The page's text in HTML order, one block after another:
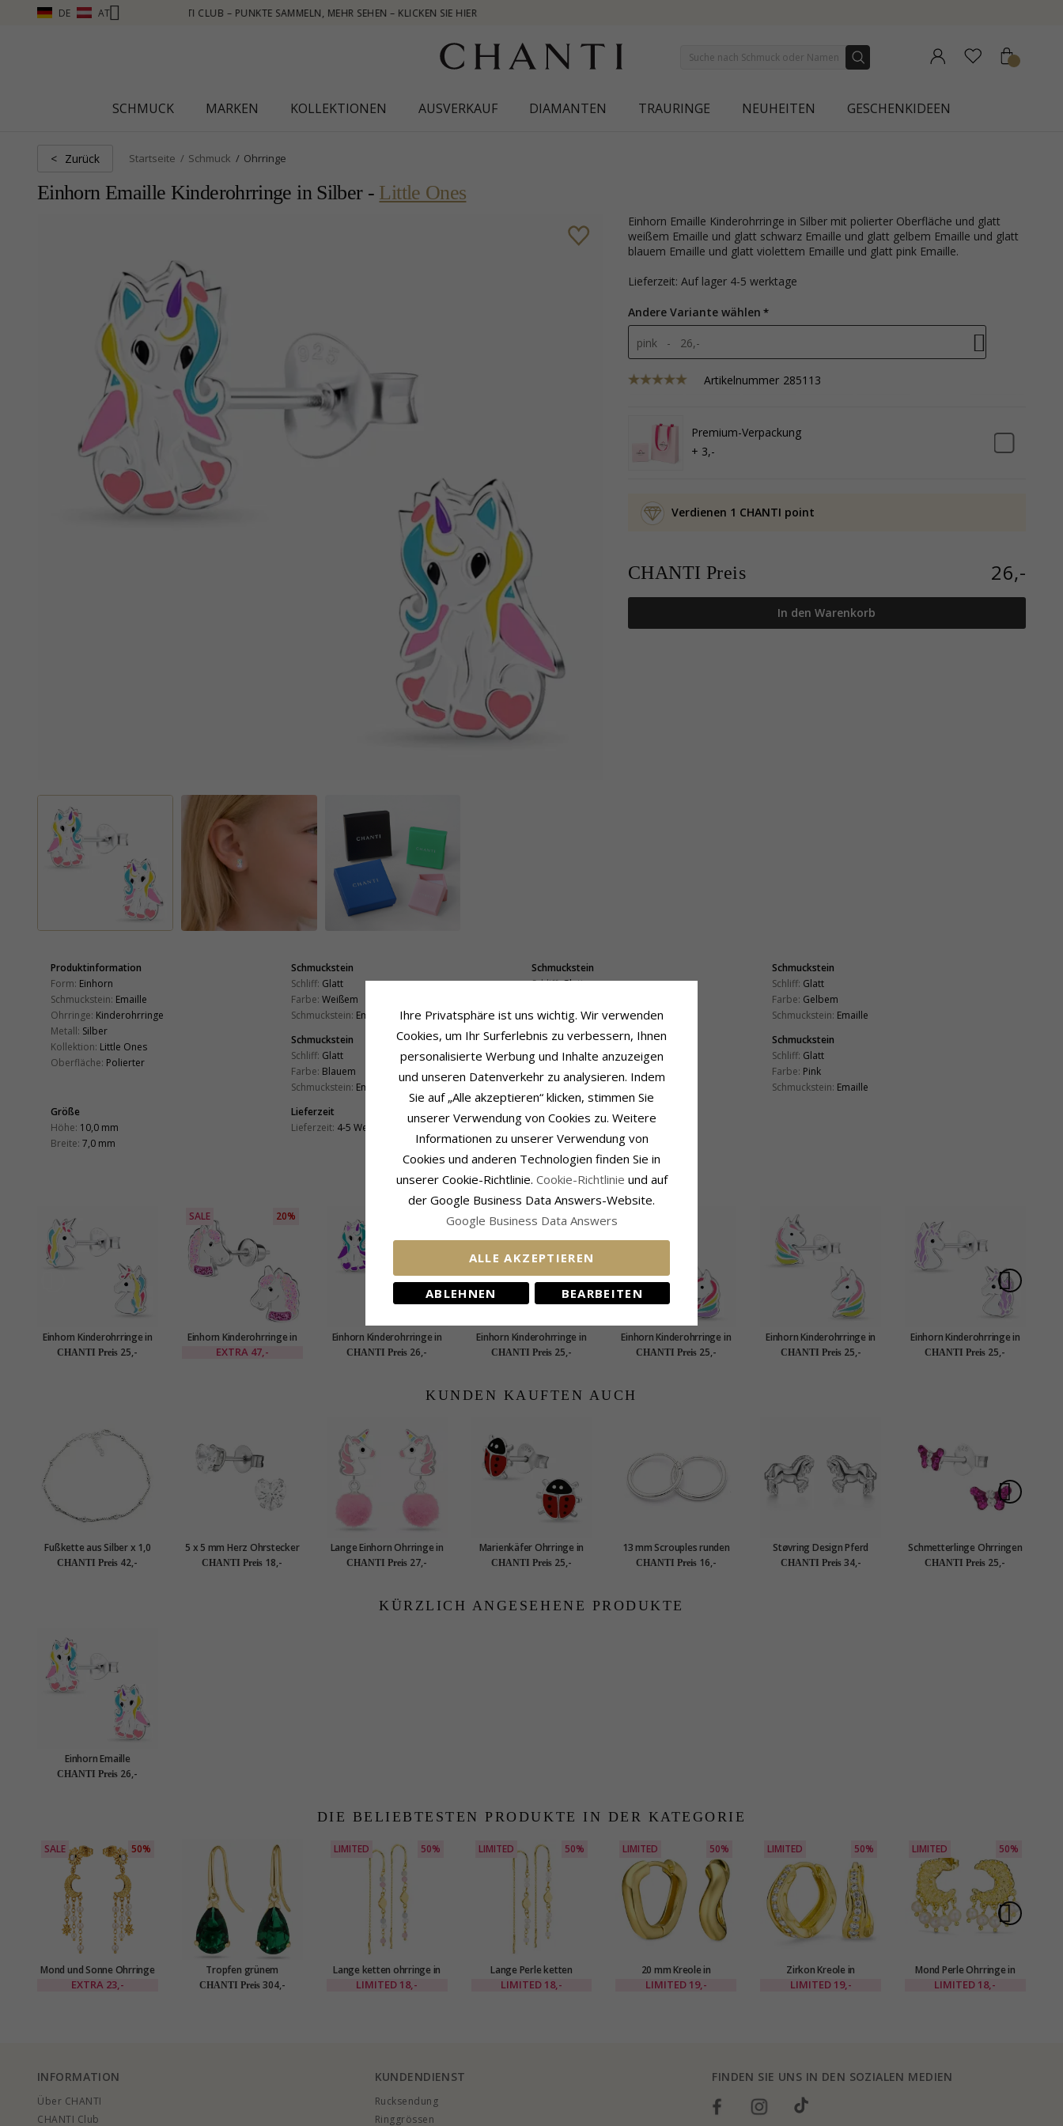
DE AT
– KLICKEN SIE HIER
SCHMUCK MARKEN KOLLEKTIONEN AUSVERKAUF DIAMANTEN TRAURINGE NEUHEITEN GESCHENKIDEEN
< Zurück Startseite Schmuck Ohrringe
Einhorn Emaille Kinderohrringe in Silber - Little Ones
Einhorn Emaille Kinderohrringe in Silber mit polierter Oberfläche und glatt
weißem Emaille und glatt schwarz Emaille und glatt gelbem Emaille und glatt
blauem Emaille und glatt violettem Emaille und glatt pink Emaille.
Lieferzeit: Auf lager 4-5 werktage
Andere Variante wählen
pink - 26,-
Artikelnummer 285113
Premium-Verpackung
+ 3,-
Verdienen 1 CHANTI point
CHANTI Preis 26,-
In den Warenkorb
Produktinformation
Form: Einhorn
Schmuckstein: Emaille
Ohrringe: Kinderohrringe
Metall: Silber
Kollektion: Little Ones
Oberfläche: Polierter
Schmuckstein
Schliff: Glatt
Farbe: Weißem
Schmuckstein: Emaille
Schmuckstein
Schliff:Glatt
Schmuckstein: Emaille
Schmuckstein
Schliff: Glatt
Farbe: Gelbem
Schmuckstein: Emaille
Schmuckstein
Schliff: Glatt
Farbe: Blauem
Schmuckstein: Emaille
Schmuckstein
Schliff: Glatt
Farbe:
Violettem
Schmuckstein:
Schmuckstein
Schliff: Glatt
Farbe: Pink
Schmuckstein: Emaille
Größe
Höhe: 10,0 mm
Breite: 7,0 mm
Lieferzeit
Lieferzeit: 4-5 Werktage
VERWANDTE PRODUKTE
Einhorn Kinderohrringe in
Silber - Little Ones
CHANTI Preis 25,-
SALE 20%
Einhorn Kinderohrringe in
Silber - Little Ones
EXTRA 47,-
Einhorn Kinderohrringe in
Silber - Little Ones
CHANTI Preis 26,-
Einhorn Kinderohrringe in
Silber - Little Ones
CHANTI Preis 25,-
Einhorn Kinderohrringe in
Silber - Little Ones
CHANTI Preis 25,-
Einhorn Kinderohrringe in
Silber - Little Ones
CHANTI Preis 25,-
Einhorn Kinderohrringe in
Silber - Little Ones
CHANTI Preis 25,-
KUNDEN KAUFTEN AUCH
Fußkette aus Silber x 1,0
mm
CHANTI Preis 42,-
5 x 5 mm Herz Ohrstecker
in Edelstahl
CHANTI Preis 18,-
Lange Einhorn Ohrringe in
Silber - Little Ones
CHANTI Preis 27,-
Marienkäfer Ohrringe in
Silber - Little Ones
CHANTI Preis 25,-
13 mm Scrouples runden
Kreole in Silber
CHANTI Preis 16,-
Støvring Design Pferd
Ohrringe in Silber
CHANTI Preis 34,-
Schmetterlinge Ohrringen
für Kinder in Silber - Little
CHANTI Preis 25,-
KÜRZLICH ANGESEHENE PRODUKTE
Einhorn Emaille
Kinderohrringe in Silber -
CHANTI Preis 26,-
DIE BELIEBTESTEN PRODUKTE IN DER KATEGORIE
SALE 50%
Mond und Sonne Ohrringe
in vergoldetes Messing -
EXTRA 23,-
Tropfen grünem
Goldohrringe in 14 Karat
CHANTI Preis 304,-
LIMITED 50%
Lange ketten ohrringe in
vergoldetes Messing - Eliné
LIMITED 18,-
LIMITED 50%
Lange Perle ketten
ohrringe in vergoldetes
LIMITED 18,-
LIMITED 50%
20 mm Kreole in
vergoldetes Messing - Eliné
LIMITED 19,-
LIMITED 50%
Zirkon Kreole in
vergoldetes Messing - Eliné
LIMITED 19,-
LIMITED 50%
Mond Perle Ohrringe in
vergoldetes Messing - Eliné
LIMITED 18,-
INFORMATION
Über CHANTI
CHANTI Club
KUNDENDIENST
Rucksendung
Ringgrössen
FINDEN SIE UNS IN DEN SOZIALEN MEDIEN
Ihre Privatsphäre ist uns wichtig. Wir verwenden
Cookies, um Ihr Surferlebnis zu verbessern, Ihnen
personalisierte Werbung und Inhalte anzuzeigen
und unseren Datenverkehr zu analysieren. Indem
Sie auf „Alle akzeptieren“ klicken, stimmen Sie
unserer Verwendung von Cookies zu. Weitere
Informationen zu unserer Verwendung von
Cookies und anderen Technologien finden Sie in
unserer Cookie-Richtlinie. Cookie-Richtlinie und auf
der Google Business Data Answers-Website.
Google Business Data Answers
ALLE AKZEPTIEREN
ABLEHNEN BEARBEITEN